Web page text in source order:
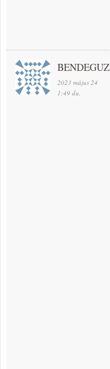
BENDEGUZ
2023 május 24
1:49 du.